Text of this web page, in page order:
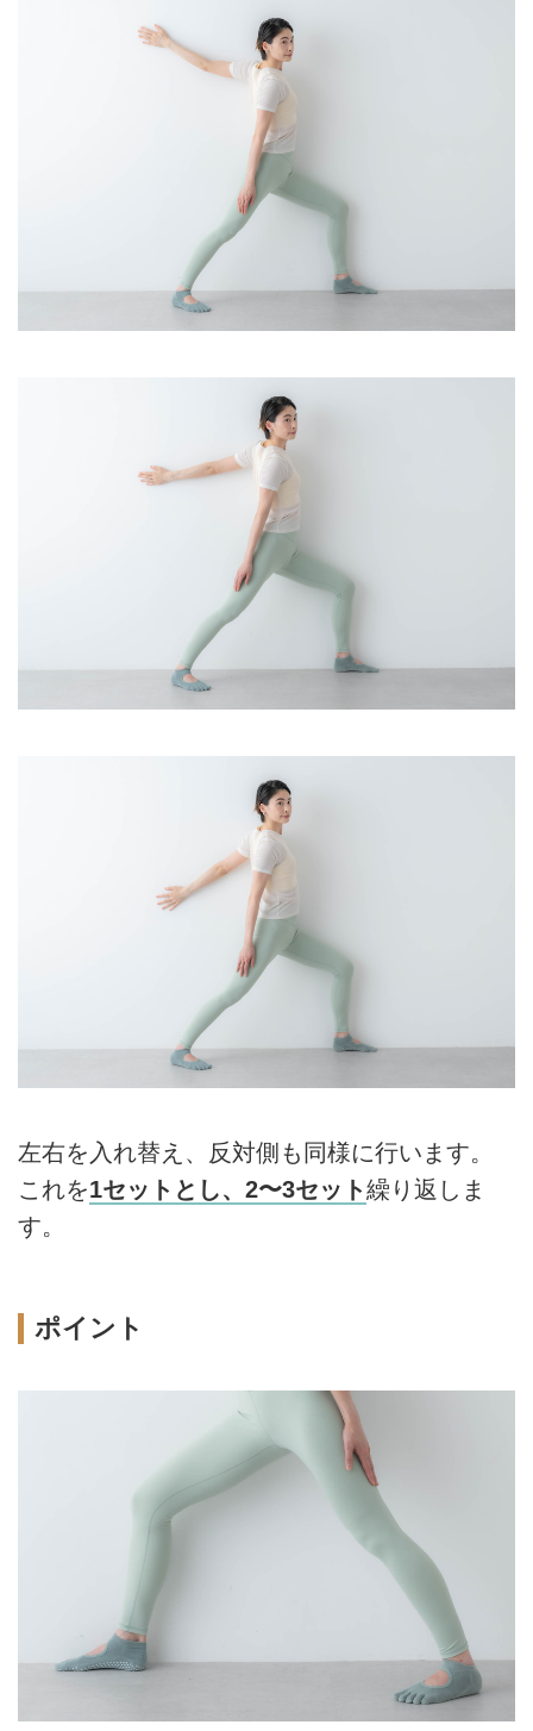
左右を入れ替え、反対側も同様に行います。
これを1セットとし、2〜3セット繰り返しま
す。
ポイント